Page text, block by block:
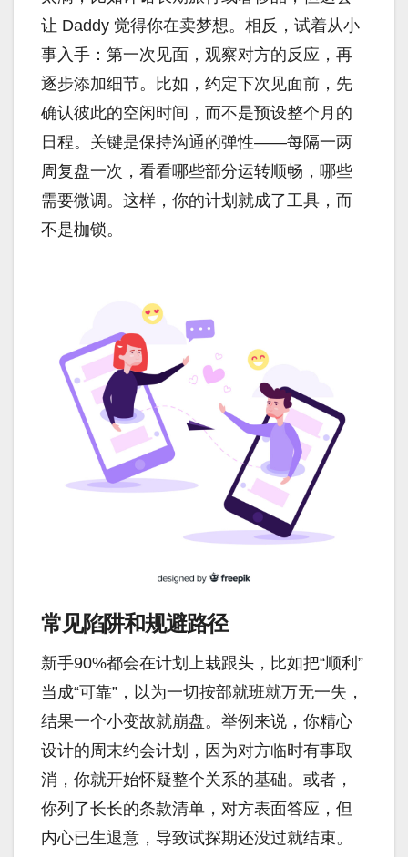
让 Daddy 觉得你在卖梦想。相反，试着从小
事入手：第一次见面，观察对方的反应，再
逐步添加细节。比如，约定下次见面前，先
确认彼此的空闲时间，而不是预设整个月的
日程。关键是保持沟通的弹性——每隔一两
周复盘一次，看看哪些部分运转顺畅，哪些
需要微调。这样，你的计划就成了工具，而
不是枷锁。
常见陷阱和规避路径
新手90%都会在计划上栽跟头，比如把“顺利”
当成“可靠”，以为一切按部就班就万无一失，
结果一个小变故就崩盘。举例来说，你精心
设计的周末约会计划，因为对方临时有事取
消，你就开始怀疑整个关系的基础。或者，
你列了长长的条款清单，对方表面答应，但
内心已生退意，导致试探期还没过就结束。